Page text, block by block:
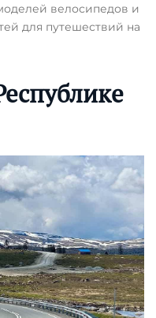
велосипедов и
для путешествий на